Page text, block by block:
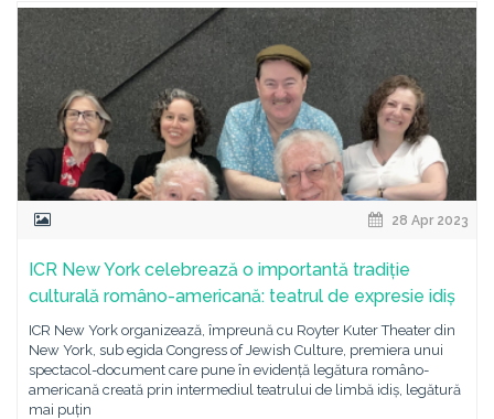
28 Apr 2023
ICR New York celebrează o importantă tradiție
culturală româno-americană: teatrul de expresie idiș
ICR New York organizează, împreună cu Royter Kuter Theater din
New York, sub egida Congress of Jewish Culture, premiera unui
spectacol-document care pune în evidență legătura româno-
americană creată prin intermediul teatrului de limbă idiș, legătură
mai puțin